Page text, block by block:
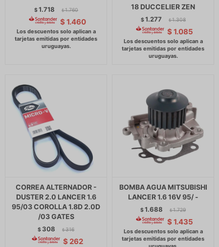
$1.718 $ 1.760
$ 1.460
18 DUCCELIER ZEN
$1.277 $ 1.308
$ 1.085
CORREA ALTERNADOR -
DUSTER 2.0 LANCER 1.6
95/03 COROLLA 1.8D 2.0D
/03 GATES
$ 308 $ 316
$ 262
BOMBA AGUA MITSUBISHI
LANCER 1.6 16V 95/ -
$1.688 $ 1.729
$ 1.435